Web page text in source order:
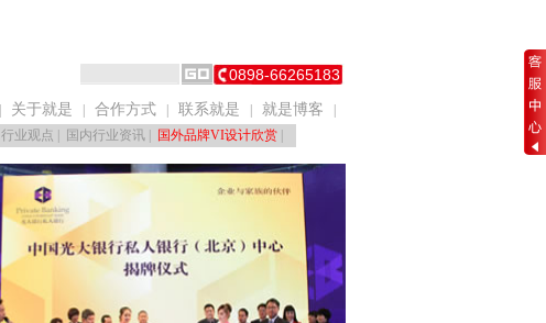
0898-66265183
关于就是 合作方式 联系就是 就是博客
行业观点 国内行业资讯 国外品牌VI设计欣赏